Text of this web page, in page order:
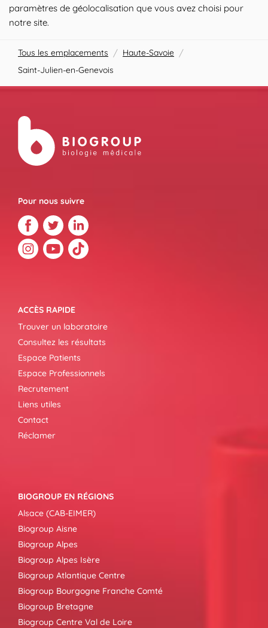
paramètres de géolocalisation que vous avez choisi pour
notre site.
Tous les emplacements / Haute-Savoie /
Saint-Julien-en-Genevois
Pour nous suivre
ACCÈS RAPIDE
Trouver un laboratoire
Consultez les résultats
Espace Patients
Espace Professionnels
Recrutement
Liens utiles
Contact
Réclamer
BIOGROUP EN RÉGIONS
Alsace (CAB-EIMER)
Biogroup Aisne
Biogroup Alpes
Biogroup Alpes Isère
Biogroup Atlantique Centre
Biogroup Bourgogne Franche Comté
Biogroup Bretagne
Biogroup Centre Val de Loire